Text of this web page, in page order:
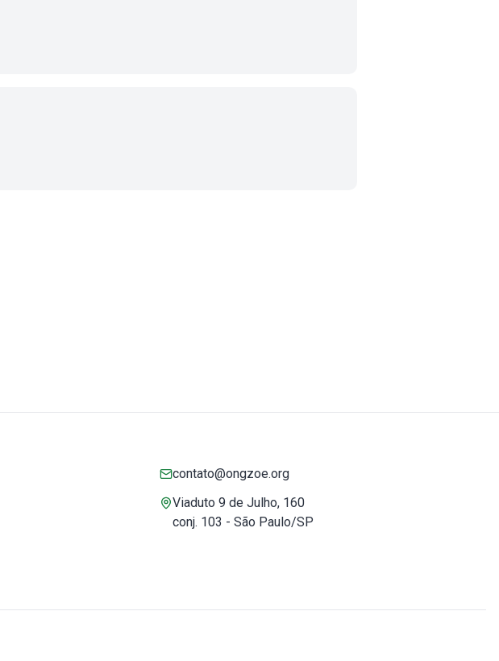
contato@ongzoe.org
Viaduto 9 de Julho, 160
conj. 103 - São Paulo/SP